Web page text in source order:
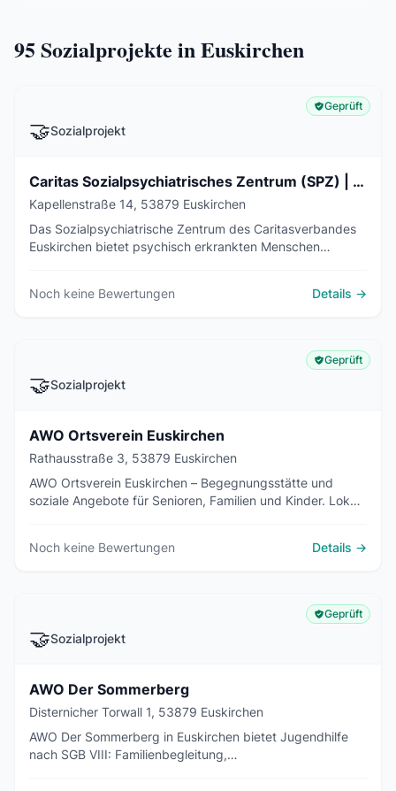
95Sozialprojekte in Euskirchen
🤝Sozialprojekt
Geprüft
Caritas Sozialpsychiatrisches Zentrum (SPZ) | Beratungsstelle und Tagesstätte
Kapellenstraße 14, 53879 Euskirchen
Das Sozialpsychiatrische Zentrum des Caritasverbandes
Euskirchen bietet psychisch erkrankten Menschen
Noch keine Bewertungen Details →
🤝Sozialprojekt
Geprüft
AWO Ortsverein Euskirchen
Rathausstraße 3, 53879 Euskirchen
AWO Ortsverein Euskirchen – Begegnungsstätte und
soziale Angebote für Senioren, Familien und Kinder. Lokale
Noch keine Bewertungen
Details →
🤝Sozialprojekt
Geprüft
AWO Der Sommerberg
Disternicher Torwall 1, 53879 Euskirchen
AWO Der Sommerberg in Euskirchen bietet Jugendhilfe
nach SGB VIII: Familienbegleitung,